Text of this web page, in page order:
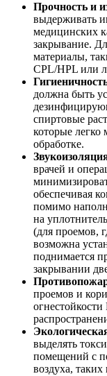
Прочность и
выдерживать
медицинских
закрывание.
материалы,
CPL/HPL или
должна быть
спиртовые
которые
обработке.
врачей и
обеспечивая
помимо
на
(для проемов,
возможна
поднимается
закрывании
проемов и
выделять
помещений с
воздуха,